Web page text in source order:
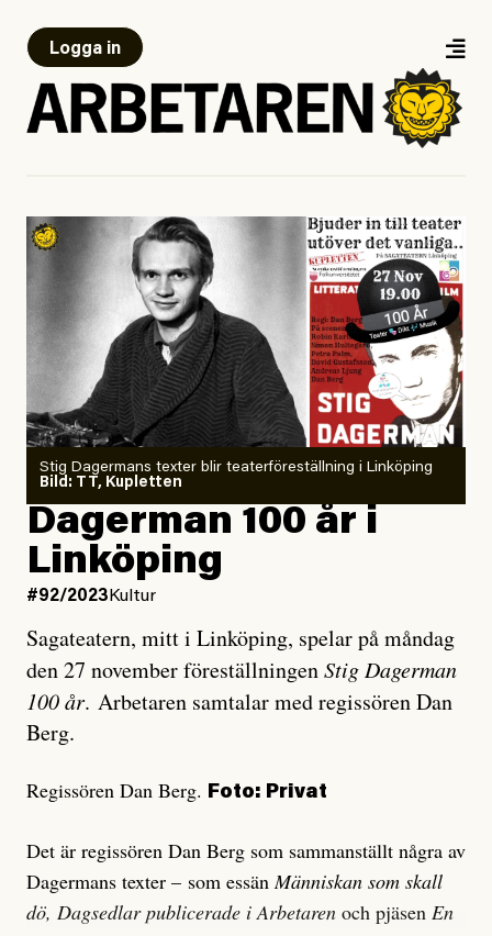
Logga in
Stig Dagermans texter blir teaterföreställning i Linköping
Bild: TT, Kupletten
Dagerman 100 år i
Linköping
#92/2023Kultur
Sagateatern, mitt i Linköping, spelar på måndag
den 27 november föreställningenStig Dagerman
100 år. Arbetaren samtalar med regissören Dan
Berg.
Regissören Dan Berg. Foto: Privat
Det är regissören Dan Berg som sammanställt några av
Dagermans texter – som essänMänniskan som skall
dö, Dagsedlar publicerade i Arbetaren och pjäsen En